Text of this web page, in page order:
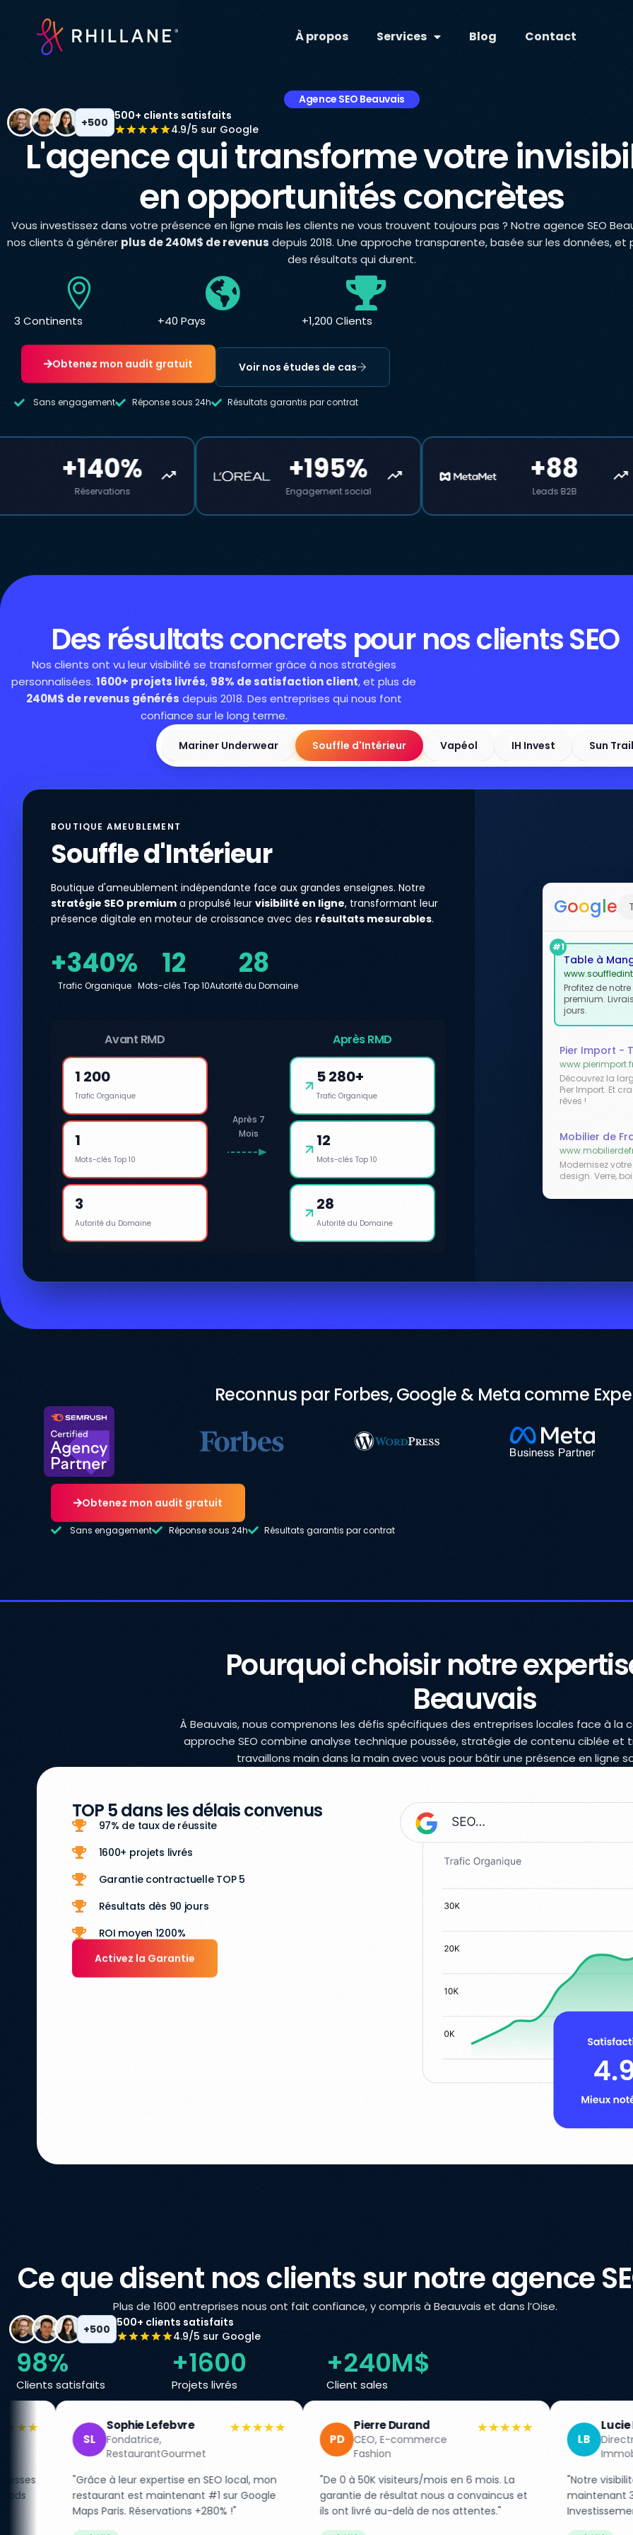
À propos Services Blog Contact
Agence SEO Beauvais
+500 500+ clients satisfaits
4.9/5 sur Google
L'agence qui transforme votre
en opportunités concrètes
Vous investissez dans votre présence en ligne mais les clients ne vous trouvent toujours pas ? Notre agence SEO
nos clients à générer plus de 240M$ de revenus depuis 2018. Une approche transparente, basée sur les données, et
des résultats qui durent.
3 Continents +40 Pays +1,200 Clients
Obtenez mon audit gratuit Voir nos études de cas
Sans engagement Réponse sous 24h Résultats garantis par contrat
+195%
Engagement social
+88
Leads B2B
+135%
Demandes de devis
Des résultats concrets pour nos clients SEO
Nos clients ont vu leur visibilité se transformer grâce à nos stratégies
personnalisées.1600+ projets livrés, 98% de satisfaction client, et plus de
240M$ de revenus générés depuis 2018. Des entreprises qui nous font
confiance sur le long terme.
Mariner Underwear Souffle d'Intérieur Vapéol IH Invest Sun
BOUTIQUE AMEUBLEMENT
Souffle d'Intérieur
Boutique d'ameublement indépendante face aux grandes enseignes. Notre
stratégie SEO premium a propulsé leur visibilité en ligne, transformant leur
présence digitale en moteur de croissance avec des résultats mesurables.
+340%
Trafic Organique
12
Mots-clés Top 10
28
Autorité du Domaine
Avant RMD
1 200
Trafic Organique
1
Mots-clés Top 10
3
Autorité du Domaine
Après 7
Mois
Après RMD
5 280+
Trafic Organique
12
Mots-clés Top 10
28
Autorité du Domaine
Google
#1
Table à
Profitez de
premium.
jours.
Pier Import -
Découvrez la
Pier Import. Et
rêves !
Mobilier de
Modernisez
design. Verre,
Reconnus par Forbes, Google & Meta comme
Obtenez mon audit gratuit
Sans engagement Réponse sous 24h Résultats garantis par contrat
Pourquoi choisir notre
Beauvais
À Beauvais, nous comprenons les défis spécifiques des entreprises locales face à la
approche SEO combine analyse technique poussée, stratégie de contenu ciblée et
travaillons main dans la main avec vous pour bâtir une présence en ligne
TOP 5 dans les délais convenus
97% de taux de réussite
1600+ projets livrés
Garantie contractuelle TOP 5
Résultats dès 90 jours
ROI moyen 1200%
Activez la Garantie
Ce que disent nos clients sur notre agence
Plus de 1600 entreprises nous ont fait confiance, y compris à Beauvais et dans l’Oise.
+500 500+ clients satisfaits
4.9/5 sur Google
98%
Clients satisfaits
+1600
Projets livrés
+240M$
Client sales
Lefebvre ★★★★★
expertise en SEO local, mon
maintenant #1 sur Google
Réservations +280% !"
Pierre Durand
CEO, E-commerce
★★★★★
"De 0 à 50K visiteurs/mois en 6 mois. La
garantie de résultat nous a convaincus et
ils ont livré au-delà de nos attentes."
Lucie Bernard
Directrice, Agence
"Notre visibilité locale a explosé ! On
maintenant 3x plus d'appels qualifiés.
Investissement rentabilisé en 2 mois."